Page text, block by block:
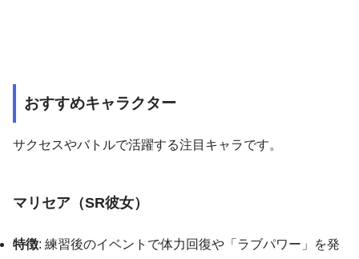
おすすめキャラクター
サクセスやバトルで活躍する注目キャラです。
マリセア（SR彼女）
特徴: 練習後のイベントで体力回復や「ラブパワー」を発